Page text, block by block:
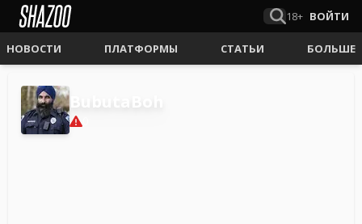
18+ ВОЙТИ
НОВОСТИ ПЛАТФОРМЫ СТАТЬИ БОЛЬШЕ